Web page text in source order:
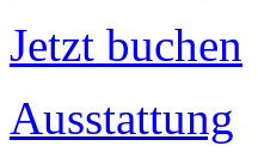
Jetzt buchen
Ausstattung